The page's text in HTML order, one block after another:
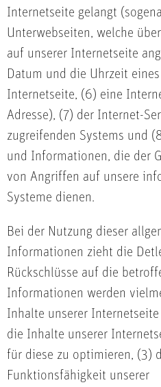
Internetseite gelangt
Unterwebseiten, welche
auf unserer Internetseite
Datum und die Uhrzeit
Internetseite, (6) eine
Adresse), (7) der Internet-
zugreifenden Systems und
und Informationen, die der
von Angriffen auf unsere
Systeme dienen.
Bei der Nutzung dieser
Informationen zieht die
Rückschlüsse auf die
Informationen werden
Inhalte unserer
die Inhalte unserer
für diese zu optimieren, (3)
Funktionsfähigkeit unserer